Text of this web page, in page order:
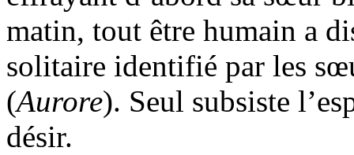
matin, tout être humain a
solitaire identifié par les
(Aurore). Seul subsiste
désir.